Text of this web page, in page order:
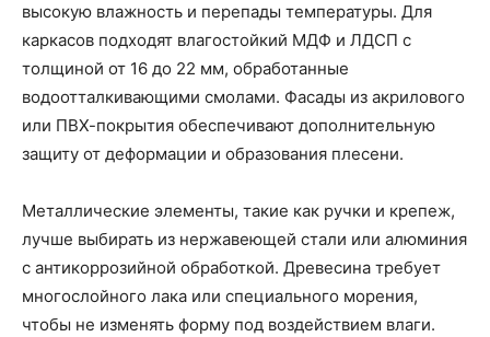
высокую влажность и перепады температуры. Для
каркасов подходят влагостойкий МДФ и ЛДСП с
толщиной от 16 до 22 мм, обработанные
водоотталкивающими смолами. Фасады из акрилового
или ПВХ-покрытия обеспечивают дополнительную
защиту от деформации и образования плесени.
Металлические элементы, такие как ручки и крепеж,
лучше выбирать из нержавеющей стали или алюминия
с антикоррозийной обработкой. Древесина требует
многослойного лака или специального морения,
чтобы не изменять форму под воздействием влаги.